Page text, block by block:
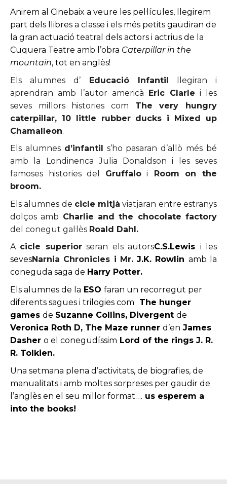
Anirem al Cinebaix a veure les pel·lícules, llegirem
part dels llibres a classe i els més petits gaudiran de
la gran actuació teatral dels actors i actrius de la
Cuquera Teatre amb l’obra Caterpillar in the
mountain, tot en anglès!
Els alumnes d’ Educació Infantil llegiran i
aprendran amb l’autor americà Eric Clarle i les
seves millors histories com The very hungry
caterpillar, 10 little rubber ducks i Mixed up
Chamalleon.
Els alumnes d’infantil
s’ho pasaran d’allò més bé
amb la Londinenca Julia Donaldson i les seves
famoses histories del Gruffaloi Room on the
broom.
Els alumnes de cicle mitjà viatjaran entre estranys
dolços amb Charlie and the chocolate factory
del conegut gal·lès Roald Dahl.
A cicle superiorseran els autorsC.S.Lewis i les
sevesNarnia Chronicles i Mr.J.K. Rowlin amb la
coneguda saga de Harry Potter.
Els alumnes de la ESO faran un recorregut per
diferents sagues i trilogies com
The hunger
games de Suzanne Collins, Divergent de
Veronica Roth D, The Maze runner d’en James
Dasher o el conegudíssim Lord of the rings J. R.
R. Tolkien.
Una setmana plena d’activitats, de biografies, de
manualitats i amb moltes sorpreses per gaudir de
l’anglès en el seu millor format…. us esperem a
into the books!